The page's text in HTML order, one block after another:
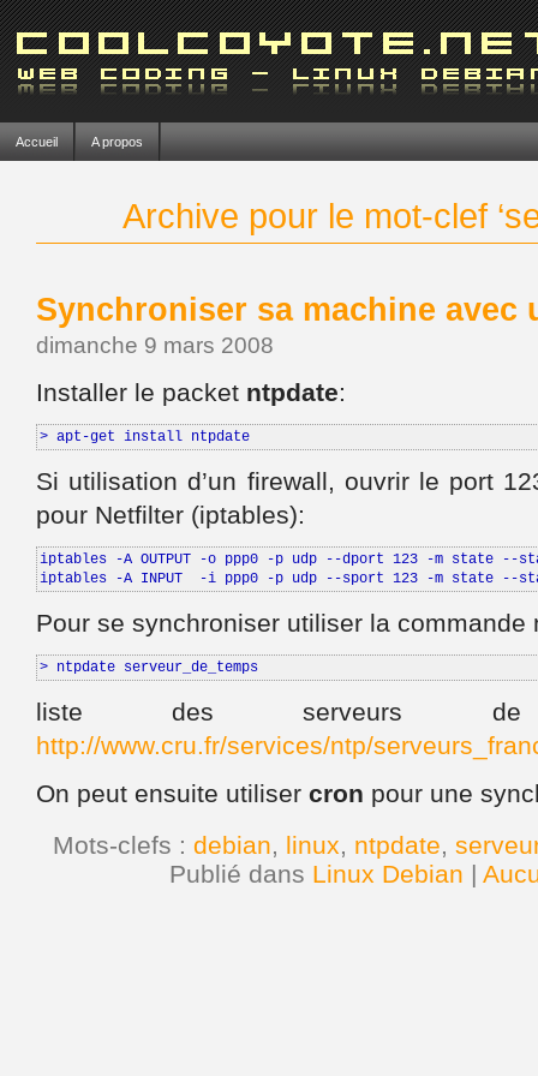
Accueil A propos
Archive pour le mot-clef
Synchroniser sa machine avec
dimanche 9 mars 2008
Installer le packet ntpdate:
> apt-get install ntpdate
Si utilisation d’un firewall, ouvrir le port
pour Netfilter (iptables):
iptables -A OUTPUT -o ppp0 -p udp --dport 123 -m state --
iptables -A INPUT  -i ppp0 -p udp --sport 123 -m state --state
Pour se synchroniser utiliser la commande
> ntpdate serveur_de_temps
liste des serveurs de
http://www.cru.fr/services/ntp/
On peut ensuite utiliser cron pour une
Mots-clefs : debian, linux, ntpdate,
Publié dans Linux Debian |